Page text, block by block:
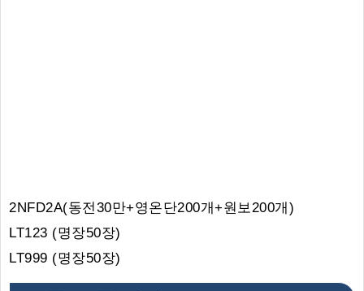
​2NFD2A(동전30만+영온단200개+원보200개)
LT123 (명장50장)
LT999 (명장50장)